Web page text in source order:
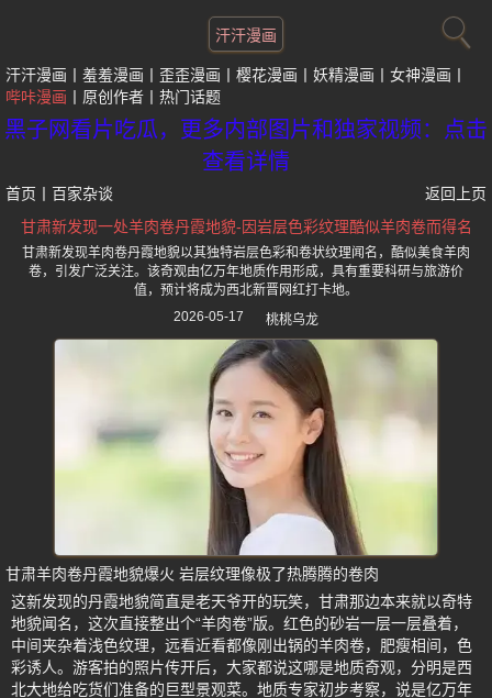
汗汗漫画
汗汗漫画 羞羞漫画 歪歪漫画 樱花漫画 妖精漫画
女神漫画
哔咔漫画
原创作者 热门话题
黑子网看片吃瓜，更多内部图片和独家视频：点击
查看详情
首页 百家杂谈
返回上页
甘肃新发现一处羊肉卷丹霞地貌-因岩层色彩纹理酷似羊肉卷而得名
甘肃新发现羊肉卷丹霞地貌以其独特岩层色彩和卷状纹理闻名，酷似美食羊肉
卷，引发广泛关注。该奇观由亿万年地质作用形成，具有重要科研与旅游价
值，预计将成为西北新晋网红打卡地。
2026-05-17
桃桃乌龙
甘肃羊肉卷丹霞地貌爆火 岩层纹理像极了热腾腾的卷肉
这新发现的丹霞地貌简直是老天爷开的玩笑，甘肃那边本来就以奇特
地貌闻名，这次直接整出个“羊肉卷”版。红色的砂岩一层一层叠着，
中间夹杂着浅色纹理，远看近看都像刚出锅的羊肉卷，肥瘦相间，色
彩诱人。游客拍的照片传开后，大家都说这哪是地质奇观，分明是西
北大地给吃货们准备的巨型景观菜。地质专家初步考察，说是亿万年